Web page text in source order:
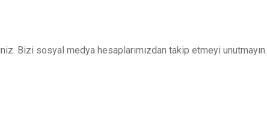
Bizi sosyal medya hesaplarımızdan takip etmeyi unutmayın.